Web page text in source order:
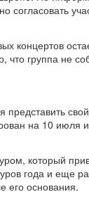
согласовать
концертов
группа не
представить
на 10 июля
который
года и еще
его основания.